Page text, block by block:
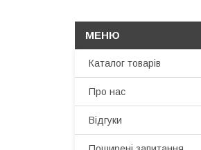
Каталог товарів
Про нас
Відгуки